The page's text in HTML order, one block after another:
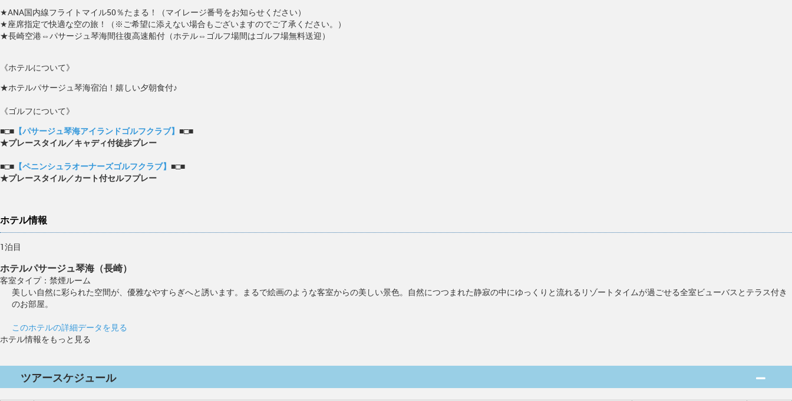
★ANA国内線フライトマイル50％たまる！（マイレージ番号をお知らせください）
★座席指定で快適な空の旅！（※ご希望に添えない場合もございますのでご了承ください。）
★長崎空港⇔パサージュ琴海間往復高速船付（ホテル⇔ゴルフ場間はゴルフ場無料送迎）
《ホテルについて》
★ホテルパサージュ琴海宿泊！嬉しい夕朝食付♪
《ゴルフについて》
■□■ 【パサージュ琴海アイランドゴルフクラブ】 ■□■
★プレースタイル／キャディ付徒歩プレー
■□■ 【ペニンシュラオーナーズゴルフクラブ】 ■□■
★プレースタイル／カート付セルフプレー
ホテル情報
1泊目
ホテルパサージュ琴海（長崎）
客室タイプ：禁煙ルーム
美しい自然に彩られた空間が、優雅なやすらぎへと誘います。まるで絵画のような客室からの美しい景色。自然につつまれた静寂の中にゆっくりと流れるリゾートタイムが過ごせる全室ビューバスとテラス付き
のお部屋。
このホテルの詳細データを見る
ホテル情報をもっと見る
ツアースケジュール